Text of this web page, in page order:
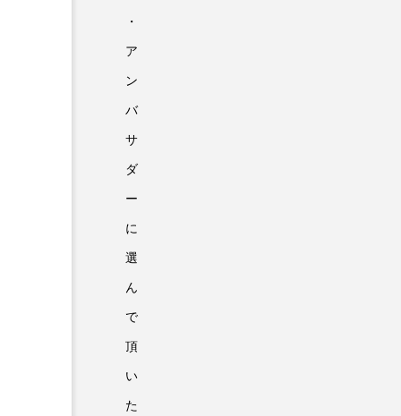
・
ア
ン
バ
サ
ダ
ー
に
選
ん
で
頂
い
た